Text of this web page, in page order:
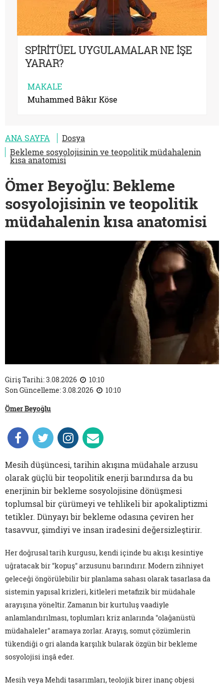
SPİRİTÜEL UYGULAMALAR NE İŞE
YARAR?
MAKALE
Muhammed Bâkır Köse
ANA SAYFA
Dosya
Bekleme sosyolojisinin ve teopolitik müdahalenin
kısa anatomisi
Ömer Beyoğlu: Bekleme
sosyolojisinin ve teopolitik
müdahalenin kısa anatomisi
Giriş Tarihi: 3.08.2026
10:10
Son Güncelleme: 3.08.2026
10:10
Ömer Beyoğlu
Mesih düşüncesi, tarihin akışına müdahale arzusu
olarak güçlü bir teopolitik enerji barındırsa da bu
enerjinin bir bekleme sosyolojisine dönüşmesi
toplumsal bir çürümeyi ve tehlikeli bir apokaliptizmi
tetikler. Dünyayı bir bekleme odasına çeviren her
tasavvur, şimdiyi ve insan iradesini değersizleştirir.
Her doğrusal tarih kurgusu, kendi içinde bu akışı kesintiye
uğratacak bir "kopuş" arzusunu barındırır. Modern zihniyet
geleceği öngörülebilir bir planlama sahası olarak tasarlasa da
sistemin yapısal krizleri, kitleleri metafizik bir müdahale
arayışına yöneltir. Zamanın bir kurtuluş vaadiyle
anlamlandırılması, toplumları kriz anlarında "olağanüstü
müdahaleler" aramaya zorlar. Arayış, somut çözümlerin
tükendiği o gri alanda karşılık bularak özgün bir bekleme
sosyolojisi inşâ eder.
Mesih veya Mehdi tasarımları, teolojik birer inanç objesi